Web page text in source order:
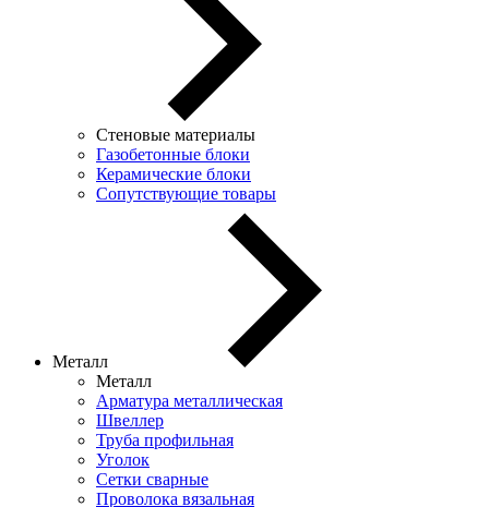
Стеновые материалы
Газобетонные блоки
Керамические блоки
Сопутствующие товары
Металл
Металл
Арматура металлическая
Швеллер
Труба профильная
Уголок
Сетки сварные
Проволока вязальная